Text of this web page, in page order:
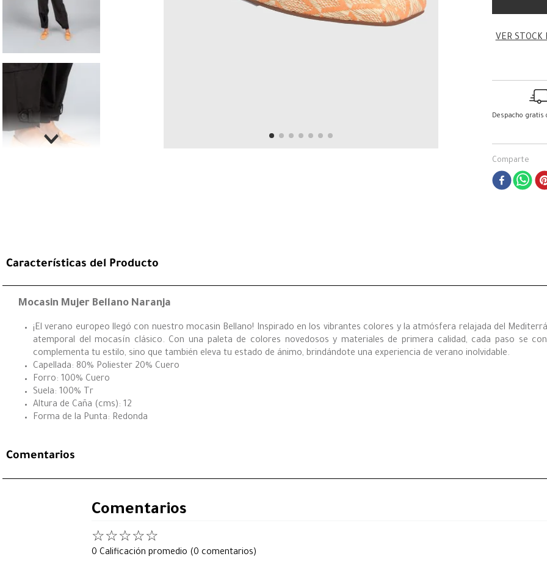
VER STOCK
Despacho gratis
Comparte
Características del Producto
Mocasin Mujer Bellano Naranja
¡El verano europeo llegó con nuestro mocasin Bellano! Inspirado en los vibrantes colores y la atmósfera relajada del
atemporal del mocasín clásico. Con una paleta de colores novedosos y materiales de primera calidad, cada paso se
complementa tu estilo, sino que también eleva tu estado de ánimo, brindándote una experiencia de verano inolvidable.
Capellada: 80% Poliester 20% Cuero
Forro: 100% Cuero
Suela: 100% Tr
Altura de Caña (cms): 12
Forma de la Punta: Redonda
Comentarios
Comentarios
☆☆☆☆☆
0 Calificación promedio (0 comentarios)